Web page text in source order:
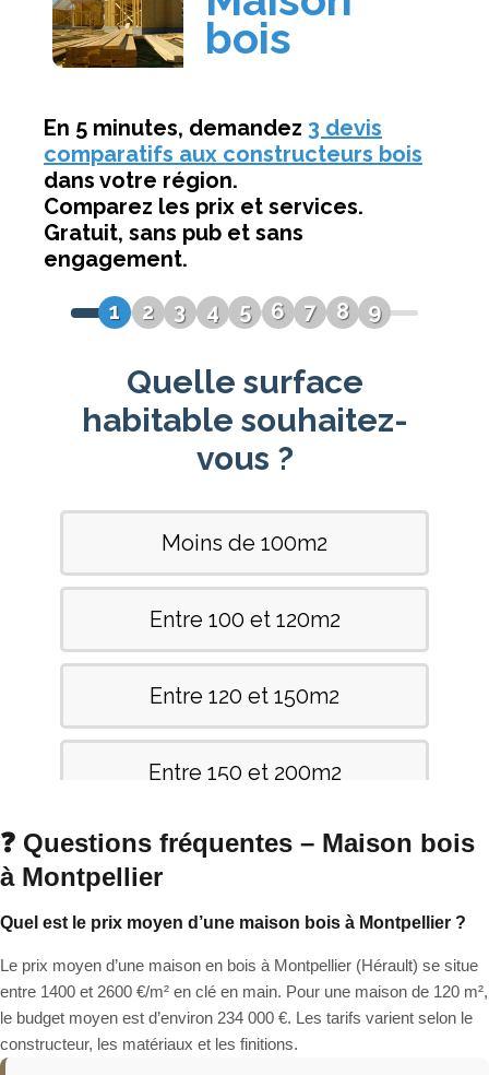
❓ Questions fréquentes – Maison bois
à Montpellier
Quel est le prix moyen d’une maison bois à Montpellier ?
Le prix moyen d’une maison en bois à Montpellier (Hérault) se situe
entre 1400 et 2600 €/m² en clé en main. Pour une maison de 120 m²,
le budget moyen est d’environ 234 000 €. Les tarifs varient selon le
constructeur, les matériaux et les finitions.